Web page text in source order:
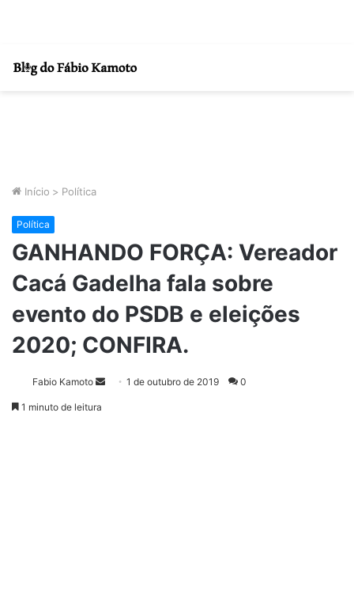
Início > Política
Política
GANHANDO FORÇA: Vereador
Cacá Gadelha fala sobre
evento do PSDB e eleições
2020; CONFIRA.
Fabio Kamoto 1 de outubro de 2019 0
1 minuto de leitura